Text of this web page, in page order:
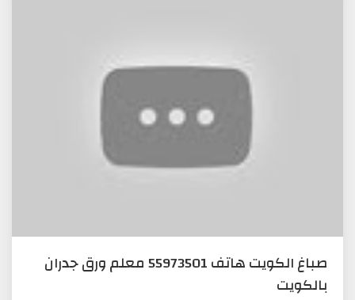
صباغ الكويت هاتف 55973501 معلم ورق جدران
بالكويت